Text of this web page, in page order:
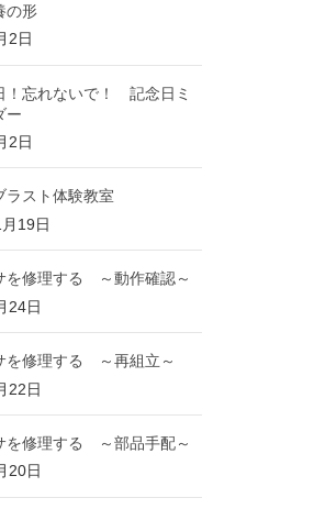
の形
2日
！忘れないで！ 記念日ミ
ー
2日
ラスト体験教室
19日
を修理する ～動作確認～
24日
を修理する ～再組立～
22日
を修理する ～部品手配～
20日